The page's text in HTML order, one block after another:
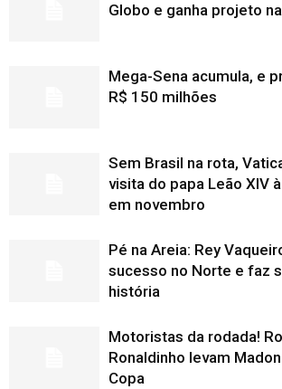
Globo e ganha projeto
Mega-Sena acumula, e
R$ 150 milhões
Sem Brasil na rota,
visita do papa Leão XIV
em novembro
Pé na Areia: Rey
sucesso no Norte e faz
história
Motoristas da rodada!
Ronaldinho levam
Copa